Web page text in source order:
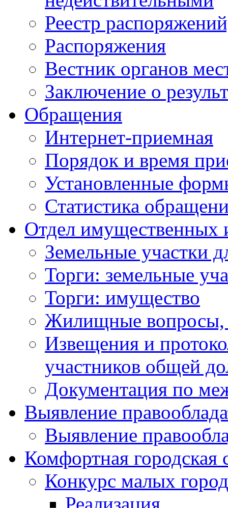
Реестр
Распоряжения
Вестник органов
Заключение о
Обращения
Интернет-приемная
Порядок и время
Установленные
Статистика
Отдел имущественных
Земельные участки
Торги: земельные
Торги: имущество
Жилищные вопросы,
Извещения и
участников общей
Документация по
Выявление
Выявление
Комфортная городская
Конкурс малых
Реализация